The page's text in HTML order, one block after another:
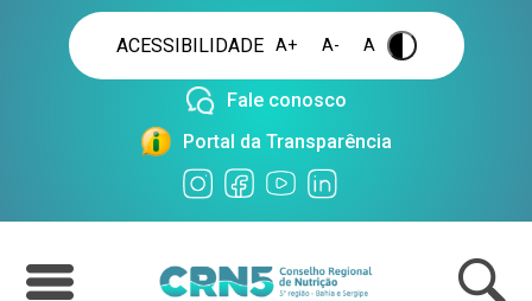
ACESSIBILIDADE A+ A- A .
Fale conosco
Portal da Transparência